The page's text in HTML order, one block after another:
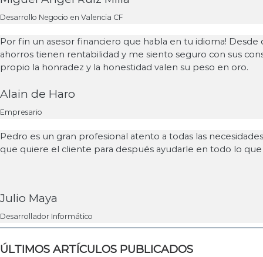
Desarrollo Negocio en Valencia CF
Por fin un asesor financiero que habla en tu idioma! Desde
ahorros tienen rentabilidad y me siento seguro con sus
propio la honradez y la honestidad valen su peso en oro.
Alain de Haro
Empresario
Pedro es un gran profesional atento a todas las
que quiere el cliente para después ayudarle en todo lo
Julio Maya
Desarrollador Informático
ÚLTIMOS ARTÍCULOS PUBLICADOS